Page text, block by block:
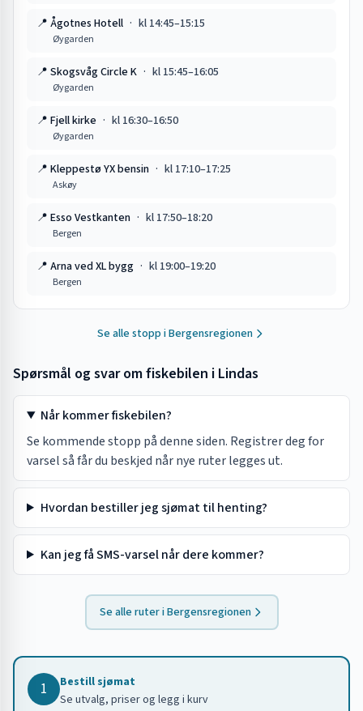
📍 Ågotnes Hotell · kl 14:45–15:15
Øygarden
📍 Skogsvåg Circle K · kl 15:45–16:05
Øygarden
📍 Fjell kirke · kl 16:30–16:50
Øygarden
📍 Kleppestø YX bensin · kl 17:10–17:25
Askøy
📍 Esso Vestkanten · kl 17:50–18:20
Bergen
📍 Arna ved XL bygg · kl 19:00–19:20
Bergen
Se alle stopp iBergensregionen
Spørsmål og svar om fiskebilen i Lindas
Når kommer fiskebilen?
Se kommende stopp på denne siden. Registrer deg for
varsel så får du beskjed når nye ruter legges ut.
Hvordan bestiller jeg sjømat til henting?
Kan jeg få SMS-varsel når dere kommer?
Se alle ruter iBergensregionen
1
Bestill sjømat
Se utvalg, priser og legg i kurv